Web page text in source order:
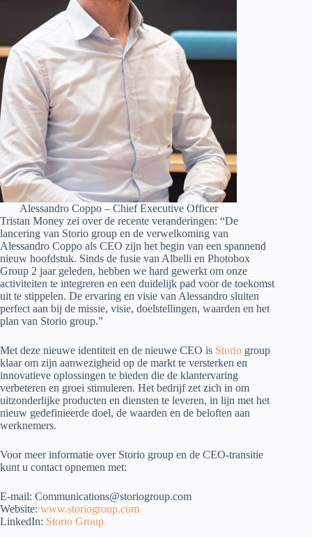
Alessandro Coppo – Chief Executive Officer
Tristan Money zei over de recente veranderingen: “De
lancering van Storio group en de verwelkoming van
Alessandro Coppo als CEO zijn het begin van een spannend
nieuw hoofdstuk. Sinds de fusie van Albelli en Photobox
Group 2 jaar geleden, hebben we hard gewerkt om onze
activiteiten te integreren en een duidelijk pad voor de toekomst
uit te stippelen. De ervaring en visie van Alessandro sluiten
perfect aan bij de missie, visie, doelstellingen, waarden en het
plan van Storio group.”
Met deze nieuwe identiteit en de nieuwe CEO is Storio group
klaar om zijn aanwezigheid op de markt te versterken en
innovatieve oplossingen te bieden die de klantervaring
verbeteren en groei stimuleren. Het bedrijf zet zich in om
uitzonderlijke producten en diensten te leveren, in lijn met het
nieuw gedefinieerde doel, de waarden en de beloften aan
werknemers.
Voor meer informatie over Storio group en de CEO-transitie
kunt u contact opnemen met:
E-mail: Communications@storiogroup.com
Website: www.storiogroup.com
LinkedIn: Storio Group